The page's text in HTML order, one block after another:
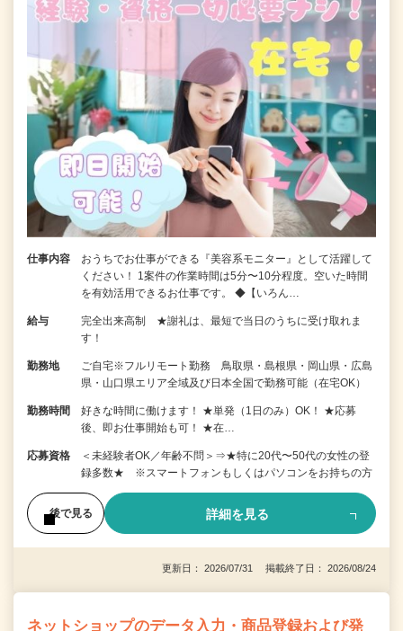
仕事内容
おうちでお仕事ができる『美容系モニター』として活躍して
ください！ 1案件の作業時間は5分〜10分程度。空いた時間
を有効活用できるお仕事です。 ◆【いろん…
給与
完全出来高制 ★謝礼は、最短で当日のうちに受け取れま
す！
勤務地
ご自宅※フルリモート勤務 鳥取県・島根県・岡山県・広島
県・山口県エリア全域及び日本全国で勤務可能（在宅OK）
勤務時間
好きな時間に働けます！ ★単発（1日のみ）OK！ ★応募
後、即お仕事開始も可！ ★在…
応募資格
＜未経験者OK／年齢不問＞⇒★特に20代〜50代の女性の登
録多数★ ※スマートフォンもしくはパソコンをお持ちの方
後で見る 詳細を見る
更新日： 2026/07/31 掲載終了日： 2026/08/24
ネットショップのデータ入力・商品登録および発